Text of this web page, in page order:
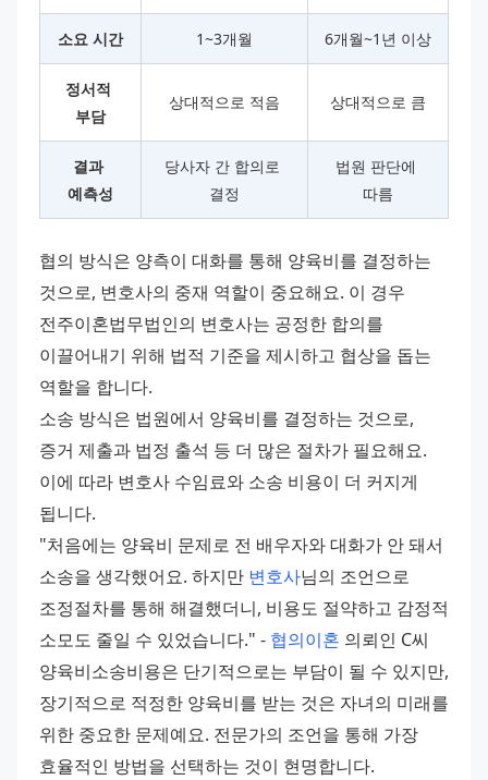
소요 시간 1~3개월 6개월~1년 이상
정서적
부담
상대적으로 적음 상대적으로 큼
결과
예측성
당사자 간 합의로
결정
법원 판단에
따름
협의 방식은 양측이 대화를 통해 양육비를 결정하는
것으로, 변호사의 중재 역할이 중요해요. 이 경우
전주이혼법무법인의 변호사는 공정한 합의를
이끌어내기 위해 법적 기준을 제시하고 협상을 돕는
역할을 합니다.
소송 방식은 법원에서 양육비를 결정하는 것으로,
증거 제출과 법정 출석 등 더 많은 절차가 필요해요.
이에 따라 변호사 수임료와 소송 비용이 더 커지게
됩니다.
"처음에는 양육비 문제로 전 배우자와 대화가 안 돼서
소송을 생각했어요. 하지만 변호사님의 조언으로
조정절차를 통해 해결했더니, 비용도 절약하고 감정적
소모도 줄일 수 있었습니다." - 협의이혼 의뢰인 C씨
양육비소송비용은 단기적으로는 부담이 될 수 있지만,
장기적으로 적정한 양육비를 받는 것은 자녀의 미래를
위한 중요한 문제예요. 전문가의 조언을 통해 가장
효율적인 방법을 선택하는 것이 현명합니다.